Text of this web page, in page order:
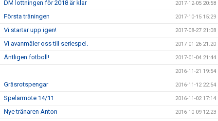
DM lottningen för 2018 är klar 2017-12-05 20:58
Första träningen 2017-10-15 15:29
Vi startar upp igen! 2017-08-27 21:08
Vi avanmäler oss till seriespel. 2017-01-26 21:20
Äntligen fotboll! 2017-01-04 21:44
2016-11-21 19:54
Gräsrotspengar 2016-11-12 22:54
Spelarmöte 14/11 2016-11-02 17:14
Nye tränaren Anton 2016-10-09 12:23